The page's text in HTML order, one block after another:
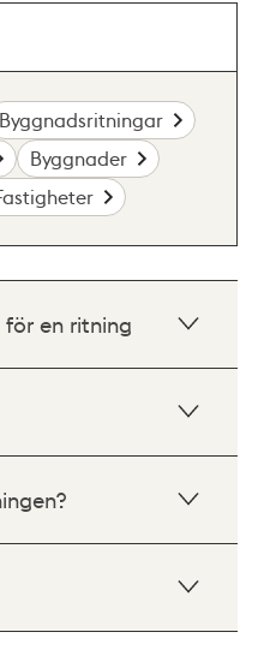
Byggnadsritningar
Byggnader
för en ritning